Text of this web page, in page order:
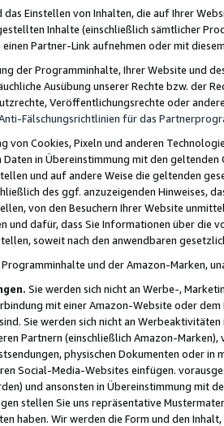
das Einstellen von Inhalten, die auf Ihrer
Inhalte (einschließlich sämtlicher
Partner-Link aufnehmen oder mit
der Programminhalte, Ihrer Website und
Ausübung unserer Rechte bzw. der
Veröffentlichungsrechte oder
Fälschungsrichtlinien für das
von Cookies, Pixeln und anderen
Daten in Übereinstimmung mit den
und auf andere Weise die geltenden
des ggf. anzuzeigenden Hinweises,
von den Besuchern Ihrer Website
und dafür, dass Sie Informationen über die
soweit nach den anwendbaren
und der Amazon-Marken,
Sie werden sich nicht an Werbe-,
mit einer Amazon-Website oder
Sie werden sich nicht an
Partnern (einschließlich Amazon-
physischen Dokumenten oder in
Social-Media-Websites einfügen.
und ansonsten in Übereinstimmung mit
stellen Sie uns repräsentative
haben. Wir werden die Form und den